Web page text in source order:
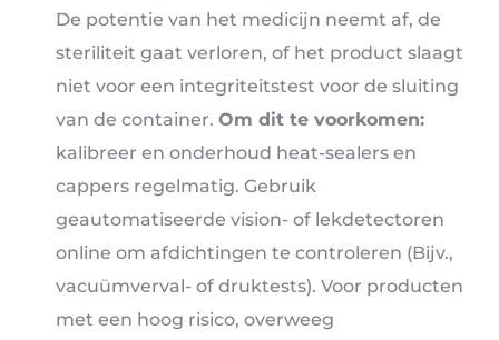
De potentie van het medicijn neemt af, de
steriliteit gaat verloren, of het product slaagt
niet voor een integriteitstest voor de sluiting
van de container. Om dit te voorkomen:
kalibreer en onderhoud heat-sealers en
cappers regelmatig. Gebruik
geautomatiseerde vision- of lekdetectoren
online om afdichtingen te controleren (Bijv.,
vacuümverval- of druktests). Voor producten
met een hoog risico, overweeg